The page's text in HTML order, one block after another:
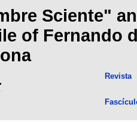
Sciente"
of Fernando
Revista